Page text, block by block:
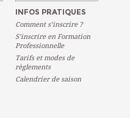
INFOS PRATIQUES
Comment s’inscrire ?
S’inscrire en Formation
Professionnelle
Tarifs et modes de
règlements
Calendrier de saison